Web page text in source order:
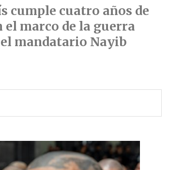
cumple cuatro años de
el marco de la guerra
mandatario Nayib